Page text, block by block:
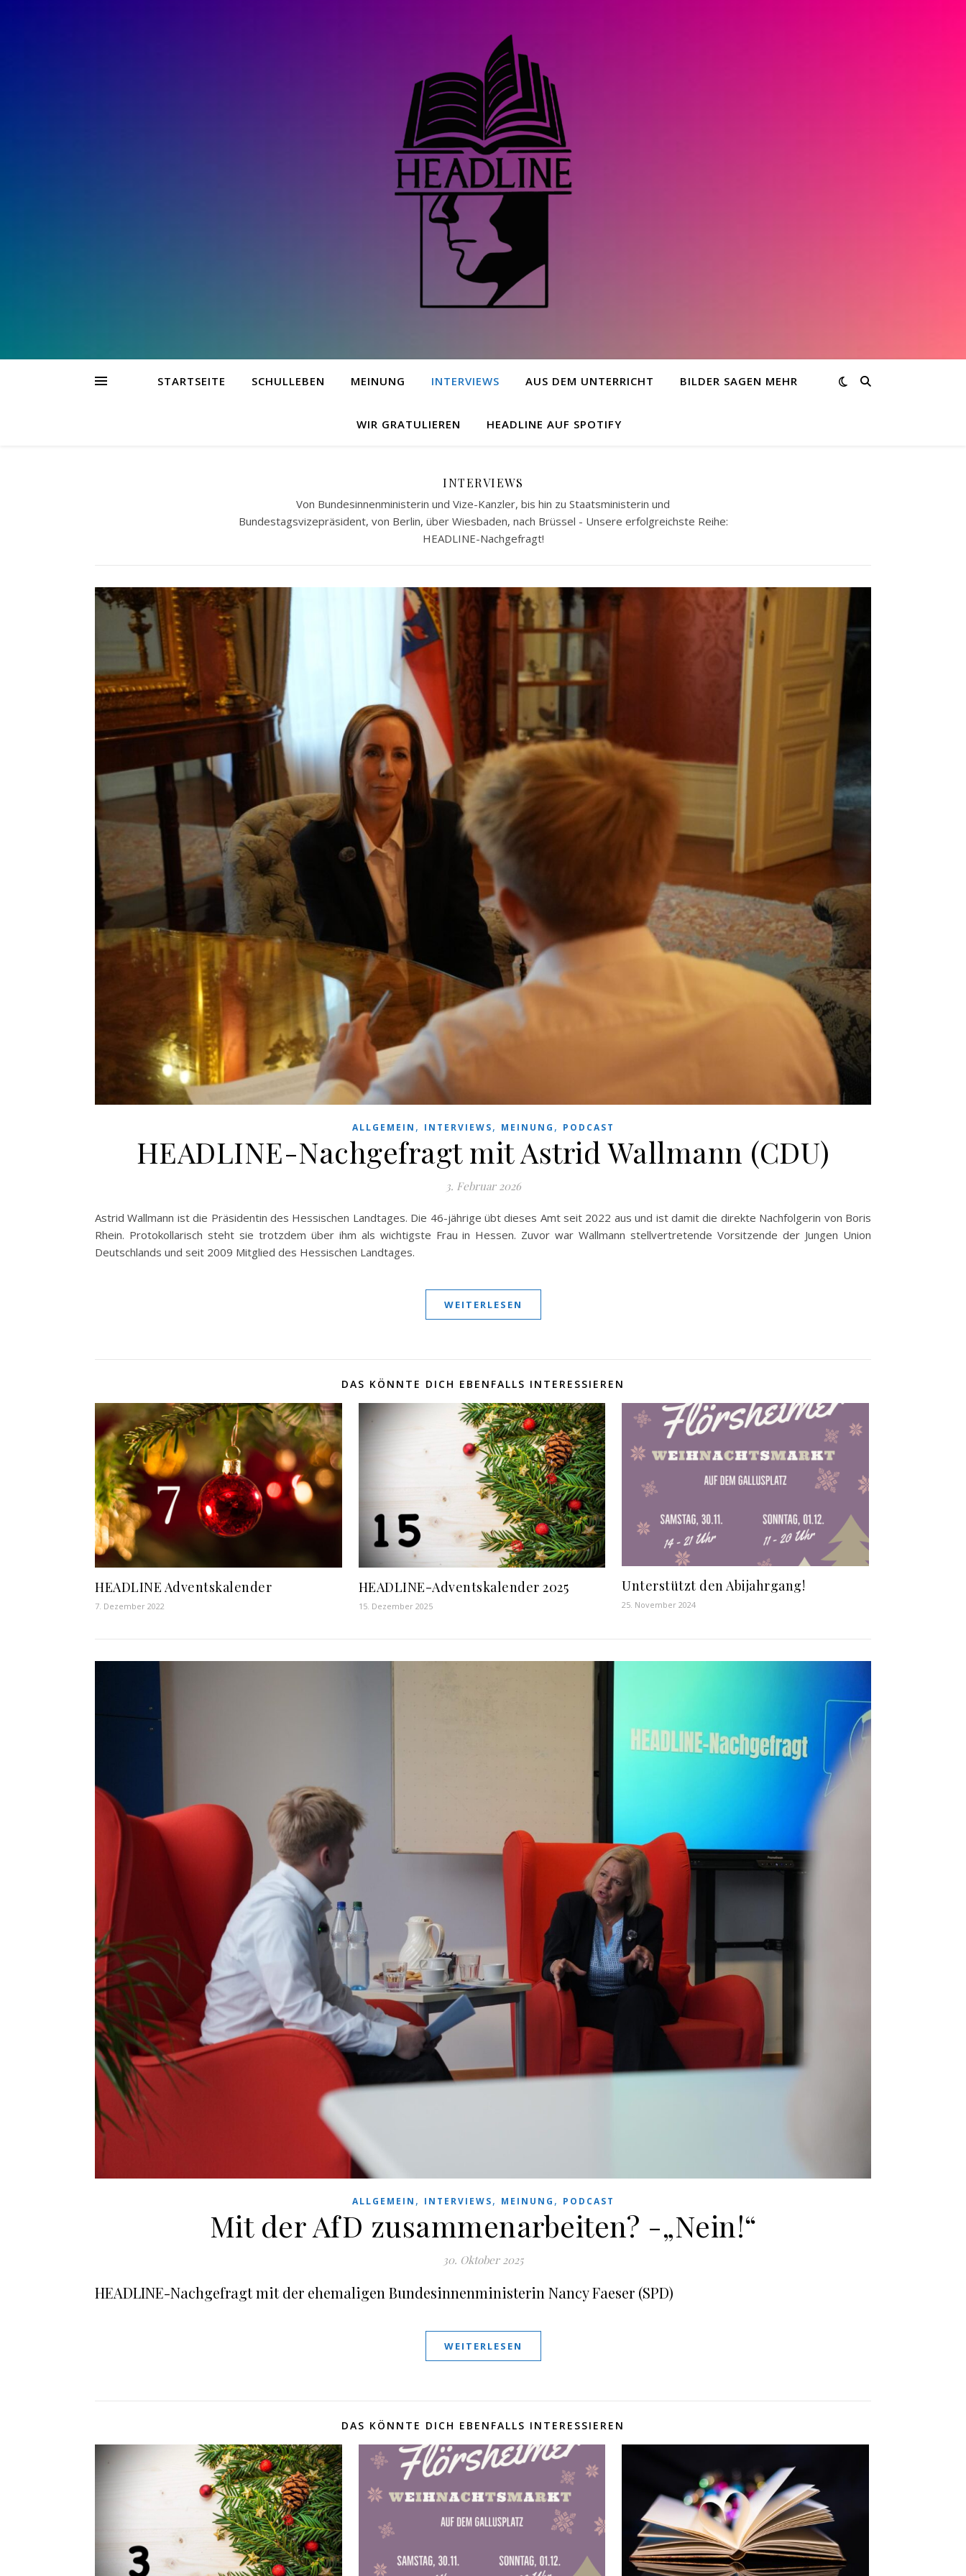
STARTSEITE SCHULLEBEN MEINUNG INTERVIEWS AUS DEM UNTERRICHT BILDER SAGEN MEHR
WIR GRATULIEREN HEADLINE AUF SPOTIFY
INTERVIEWS
Von Bundesinnenministerin und Vize-Kanzler, bis hin zu Staatsministerin und
Bundestagsvizepräsident, von Berlin, über Wiesbaden, nach Brüssel - Unsere erfolgreichste Reihe:
HEADLINE-Nachgefragt!
ALLGEMEIN , INTERVIEWS, MEINUNG , PODCAST
HEADLINE-Nachgefragt mit Astrid Wallmann (CDU)
3. Februar 2026
Astrid Wallmann ist die Präsidentin des Hessischen Landtages. Die 46-jährige übt dieses Amt seit 2022 aus und ist damit die direkte Nachfolgerin von Boris
Rhein. Protokollarisch steht sie trotzdem über ihm als wichtigste Frau in Hessen. Zuvor war Wallmann stellvertretende Vorsitzende der Jungen Union
Deutschlands und seit 2009 Mitglied des Hessischen Landtages.
WEITERLESEN
DAS KÖNNTE DICH EBENFALLS INTERESSIEREN
HEADLINE Adventskalender
7. Dezember 2022
HEADLINE-Adventskalender 2025
15. Dezember 2025
Unterstützt den Abijahrgang!
25. November 2024
ALLGEMEIN , INTERVIEWS, MEINUNG , PODCAST
Mit der AfD zusammenarbeiten? -„Nein!“
30. Oktober 2025
HEADLINE-Nachgefragt mit der ehemaligen Bundesinnenministerin Nancy Faeser (SPD)
WEITERLESEN
DAS KÖNNTE DICH EBENFALLS INTERESSIEREN